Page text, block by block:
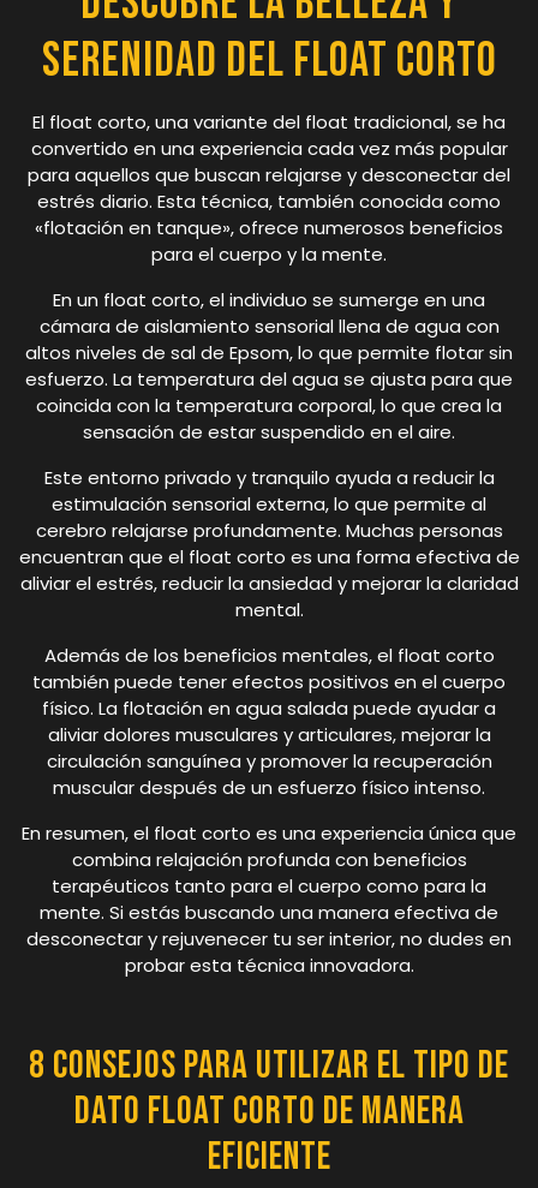
Serenidad del Float Corto
El float corto, una variante del float tradicional, se ha
convertido en una experiencia cada vez más popular
para aquellos que buscan relajarse y desconectar del
estrés diario. Esta técnica, también conocida como
«flotación en tanque», ofrece numerosos beneficios
para el cuerpo y la mente.
En un float corto, el individuo se sumerge en una
cámara de aislamiento sensorial llena de agua con
altos niveles de sal de Epsom, lo que permite flotar sin
esfuerzo. La temperatura del agua se ajusta para que
coincida con la temperatura corporal, lo que crea la
sensación de estar suspendido en el aire.
Este entorno privado y tranquilo ayuda a reducir la
estimulación sensorial externa, lo que permite al
cerebro relajarse profundamente. Muchas personas
encuentran que el float corto es una forma efectiva de
aliviar el estrés, reducir la ansiedad y mejorar la claridad
mental.
Además de los beneficios mentales, el float corto
también puede tener efectos positivos en el cuerpo
físico. La flotación en agua salada puede ayudar a
aliviar dolores musculares y articulares, mejorar la
circulación sanguínea y promover la recuperación
muscular después de un esfuerzo físico intenso.
En resumen, el float corto es una experiencia única que
combina relajación profunda con beneficios
terapéuticos tanto para el cuerpo como para la
mente. Si estás buscando una manera efectiva de
desconectar y rejuvenecer tu ser interior, no dudes en
probar esta técnica innovadora.
8 Consejos para Utilizar el Tipo de
Dato Float Corto de Manera
Eficiente